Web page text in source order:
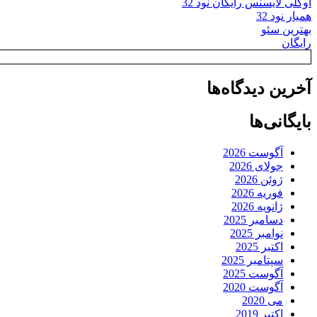
همیار نود 32
بهترین سئو
رایگان
آخرین دیدگاه‌ها
بایگانی‌ها
آگوست 2026
جولای 2026
ژوئن 2026
فوریه 2026
ژانویه 2026
دسامبر 2025
نوامبر 2025
اکتبر 2025
سپتامبر 2025
آگوست 2025
آگوست 2020
می 2020
اکتبر 2019